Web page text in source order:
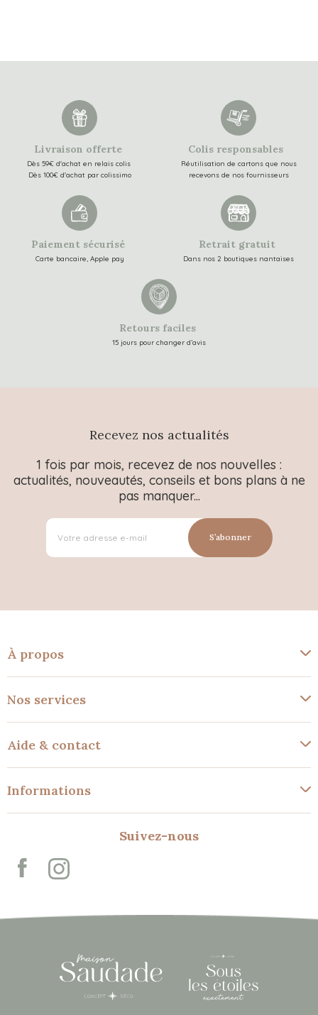
Livraison offerte
Dès 59€ d'achat en relais colis
Dès 100€ d'achat par colissimo
Colis responsables
Réutilisation de cartons que nous
recevons de nos fournisseurs
Paiement sécurisé
Carte bancaire, Apple pay
Retrait gratuit
Dans nos 2 boutiques nantaises
Retours faciles
15 jours pour changer d’avis
Recevez nos actualités
1 fois par mois, recevez de nos nouvelles :
actualités, nouveautés, conseils et bons plans à ne
pas manquer...
S’abonner
À propos
Nos services
Aide & contact
Informations
Suivez-nous